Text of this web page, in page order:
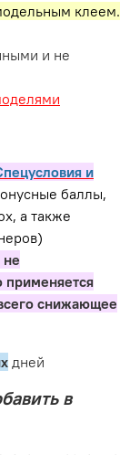
клеем.
и не
и
баллы,
а также
применяется
снижающее
дней
в